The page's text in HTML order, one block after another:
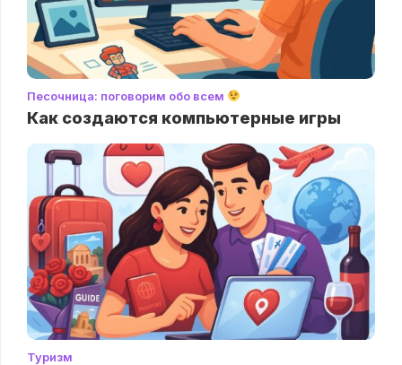
Песочница: поговорим обо всем
Как создаются компьютерные игры
Туризм